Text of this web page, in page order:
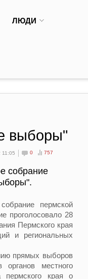
ЛЮДИ
выборы"
11:05 0 757
собрание
пермской
проголосовало 28
Пермского края
и региональных
прямых выборов
местного
пермского края о